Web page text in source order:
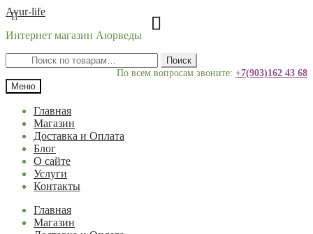
Перейти
навигации
Перейти
содержимому
Ayur-life
Интернет магазин Аюрведы
Искать:
Поиск
По всем вопросам звоните: +7(903)162 43 68
Меню
Главная
Магазин
Доставка и Оплата
Блог
О сайте
Услуги
Контакты
Главная
Магазин